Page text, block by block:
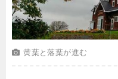
黄葉と落葉が進む